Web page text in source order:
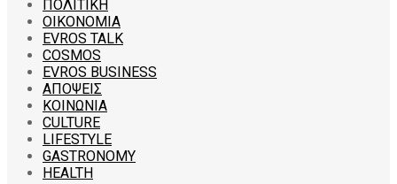
ΠΟΛΙΤΙΚΗ
ΟΙΚΟΝΟΜΙΑ
EVROS TALK
COSMOS
EVROS BUSINESS
ΑΠΟΨΕΙΣ
ΚΟΙΝΩΝΙΑ
CULTURE
LIFESTYLE
GASTRONOMY
HEALTH